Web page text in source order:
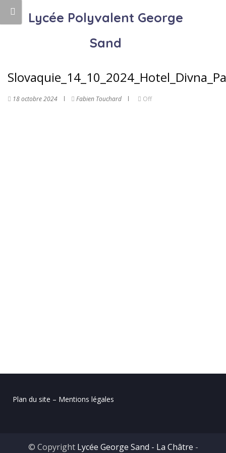
Lycée Polyvalent George
Sand
18 octobre 2024 Fabien Touchard Off
Plan du site – Mentions légales
© Copyright Lycée George Sand - La Châtre -